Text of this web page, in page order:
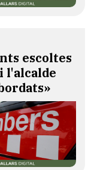
escoltes
l'alcalde